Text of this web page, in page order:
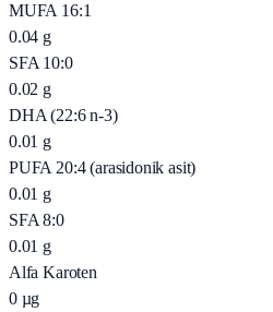
MUFA 16:1
0.04 g
SFA 10:0
0.02 g
DHA (22:6 n-3)
0.01 g
PUFA 20:4 (arasidonik asit)
0.01 g
SFA 8:0
0.01 g
Alfa Karoten
0 µg